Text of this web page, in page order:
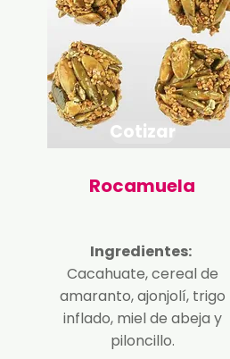
Cotizar
Rocamuela
Ingredientes:
Cacahuate, cereal de
amaranto, ajonjolí, trigo
inflado, miel de abeja y
piloncillo.